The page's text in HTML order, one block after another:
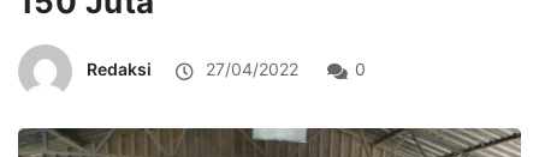
Redaksi 27/04/2022 0